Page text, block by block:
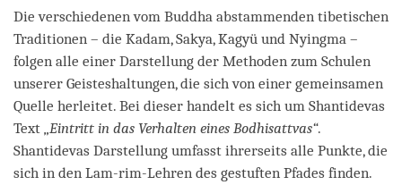
Die verschiedenen vom Buddha abstammenden tibetischen
Traditionen – die Kadam, Sakya, Kagyü und Nyingma –
folgen alle einer Darstellung der Methoden zum Schulen
unserer Geisteshaltungen, die sich von einer gemeinsamen
Quelle herleitet. Bei dieser handelt es sich um Shantidevas
Text „Eintritt in das Verhalten eines Bodhisattvas“.
Shantidevas Darstellung umfasst ihrerseits alle Punkte, die
sich in den Lam-rim-Lehren des gestuften Pfades finden.